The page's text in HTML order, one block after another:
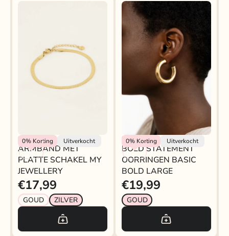
0% Korting Uitverkocht
My Jewellery
ARMBAND MET
PLATTE SCHAKEL MY
JEWELLERY
€17,99
GOUD ZILVER
0%Korting Uitverkocht
My Jewellery
BOLD STATEMENT
OORRINGEN BASIC
BOLD LARGE
€19,99
GOUD